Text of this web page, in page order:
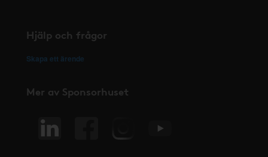
Hjälp och frågor
Skapa ett ärende
Mer av Sponsorhuset